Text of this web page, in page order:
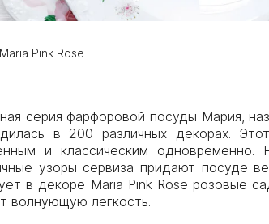
Maria Pink Rose
серия фарфоровой посуды Мария,
в 200 различных декорах.
и классическим
узоры сервиза придают посуде
в декоре Maria Pink Rose розовые
волнующую легкость.